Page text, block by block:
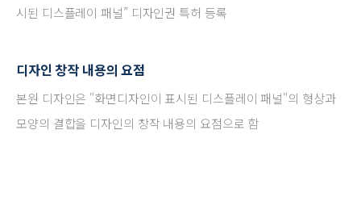
시된 디스플레이 패널” 디자인권 특허 등록
디자인 창작 내용의 요점
본원 디자인은 "화면디자인이 표시된 디스플레이 패널"의 형상과
모양의 결합을 디자인의 창작 내용의 요점으로 함